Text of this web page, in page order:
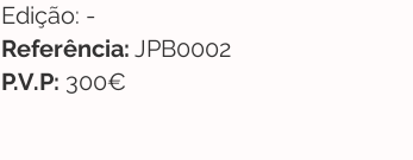
Edição: -
Referência: JPB0002
P.V.P: 300€